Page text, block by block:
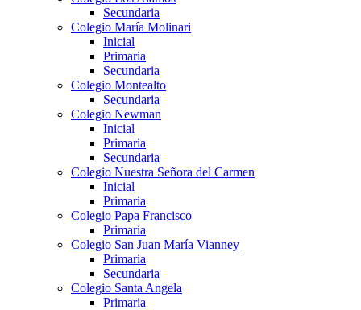
Secundaria
Colegio María Molinari
Inicial
Primaria
Secundaria
Colegio Montealto
Secundaria
Colegio Newman
Inicial
Primaria
Secundaria
Colegio Nuestra Señora del Carmen
Inicial
Primaria
Colegio Papa Francisco
Primaria
Colegio San Juan María Vianney
Primaria
Secundaria
Colegio Santa Angela
Primaria